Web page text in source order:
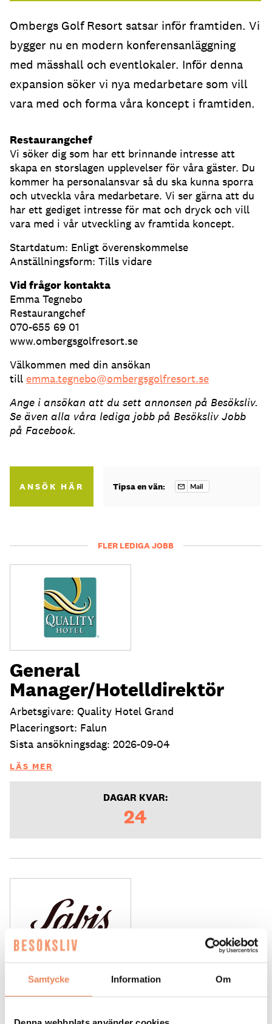
Samtycke Information Om
Ombergs Golf Resort satsar inför framtiden. Vi
bygger nu en modern konferensanläggning
med mässhall och eventlokaler. Inför denna
expansion söker vi nya medarbetare som vill
vara med och forma våra koncept i framtiden.
Restaurangchef
Vi söker dig som har ett brinnande intresse att
skapa en storslagen upplevelser för våra gäster. Du
kommer ha personalansvar så du ska kunna sporra
och utveckla våra medarbetare. Vi ser gärna att du
har ett gediget intresse för mat och dryck och vill
vara med i vår utveckling av framtida koncept.
Startdatum: Enligt överenskommelse
Anställningsform: Tills vidare
Vid frågor kontakta
Emma Tegnebo
Restaurangchef
070-655 69 01
www.ombergsgolfresort.se
Välkommen med din ansökan
till emma.tegnebo@ombergsgolfresort.se
Ange i ansökan att du sett annonsen på Besöksliv.
Se även alla våra lediga jobb på Besöksliv Jobb
på Facebook.
ANSÖK HÄR Tipsa en vän:
FLER LEDIGA JOBB
General
Manager/Hotelldirektör
Arbetsgivare: Quality Hotel Grand
Placeringsort: Falun
Sista ansökningsdag: 2026-09-04
LÄS MER
DAGAR KVAR:
24
Kock